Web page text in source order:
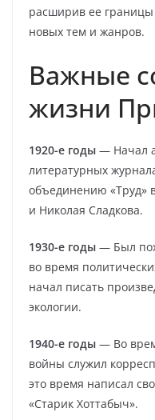
расширив ее границы
новых тем и жанров.
Важные
жизни
1920-е годы — Начал
литературных
объединению «Труд»
и Николая Сладкова.
1930-е годы — Был
во время
начал писать
экологии.
1940-е годы — Во
войны служил
это время написал
«Старик Хоттабыч».